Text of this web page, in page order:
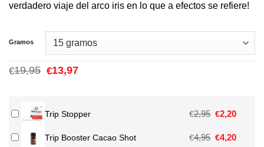
verdadero viaje del arco iris en lo que a efectos se refiere!
Gramos
€19,95 El
€19,95.
€13,97El
€13,97.
Trip Stopper €2,95 El
original
€2,20El
actual
Trip Booster Cacao Shot €4,95 El
€4,20El